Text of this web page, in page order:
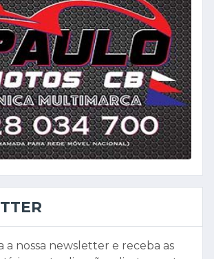
a nossa newsletter e receba as